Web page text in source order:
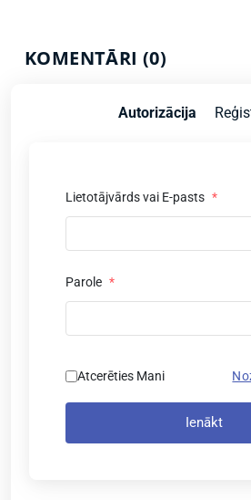
KOMENTĀRI (0)
Autorizācija
Lietotājvārds vai E-pasts *
Parole *
Atcerēties Mani
Ienākt